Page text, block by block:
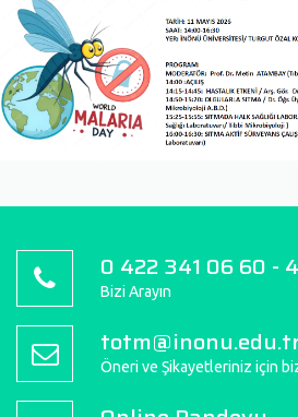
0 422 341 06 60 -
Bizi Arayın
Öneri ve Şikayetleriniz için